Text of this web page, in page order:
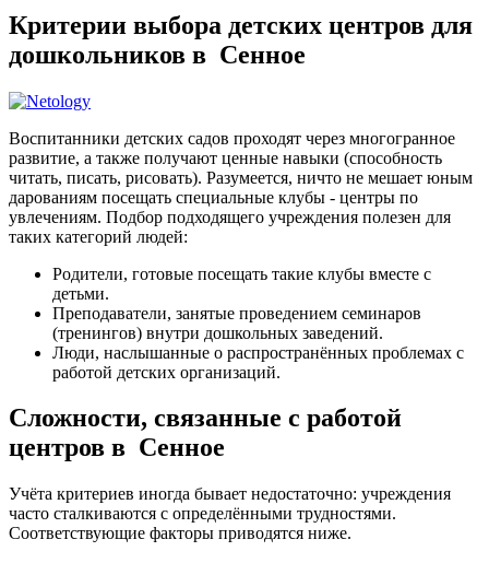
Критерии выбора детских центров для
дошкольников в Сенное
Воспитанники детских садов проходят через многогранное
развитие, а также получают ценные навыки (способность
читать, писать, рисовать). Разумеется, ничто не мешает юным
дарованиям посещать специальные клубы - центры по
увлечениям. Подбор подходящего учреждения полезен для
таких категорий людей:
Родители, готовые посещать такие клубы вместе с
детьми.
Преподаватели, занятые проведением семинаров
(тренингов) внутри дошкольных заведений.
Люди, наслышанные о распространённых проблемах с
работой детских организаций.
Сложности, связанные с работой
центров в Сенное
Учёта критериев иногда бывает недостаточно: учреждения
часто сталкиваются с определёнными трудностями.
Соответствующие факторы приводятся ниже.